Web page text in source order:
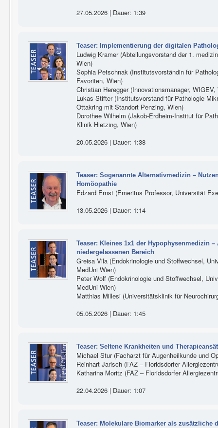
27.05.2026 | Dauer: 1:39
Teaser: Implementierung der digitalen
Ludwig Kramer (Abteilungsvorstand der 1.
Wien)
Sophia Petschnak (Institutsvorständin für
Favoriten, Wien)
Christian Heregger (Innovationsmanager, WIGEV,
Lukas Stifter (Institutsvorstand für Pathologie
Ottakring mit Standort Penzing, Wien)
Dorothee Wilhelm (Jakob-Erdheim-Institut für
Klinik Hietzing, Wien)
20.05.2026 | Dauer: 1:38
Teaser: Sogenannte Alternativmedizin –
Homöopathie
Edzard Ernst (Emeritus Professor, Universität
13.05.2026 | Dauer: 1:14
Teaser: Kleines 1x1 der Hypophysenmedizin
niedergelassenen Bereich
Greisa Vila (Endokrinologie und Stoffwechsel,
MedUni Wien)
Peter Wolf (Endokrinologie und Stoffwechsel,
MedUni Wien)
Matthias Millesi (Universitätsklinik für
05.05.2026 | Dauer: 1:45
Teaser: Seltene Krankheiten und
Michael Stur (Facharzt für Augenheilkunde und
Reinhart Jarisch (FAZ – Floridsdorfer
Katharina Moritz (FAZ – Floridsdorfer
22.04.2026 | Dauer: 1:07
Teaser: Molekulare Biomarker als zusätzliche